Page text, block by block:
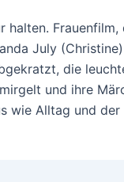
halten.
July
die
und ihre
wie Alltag und der